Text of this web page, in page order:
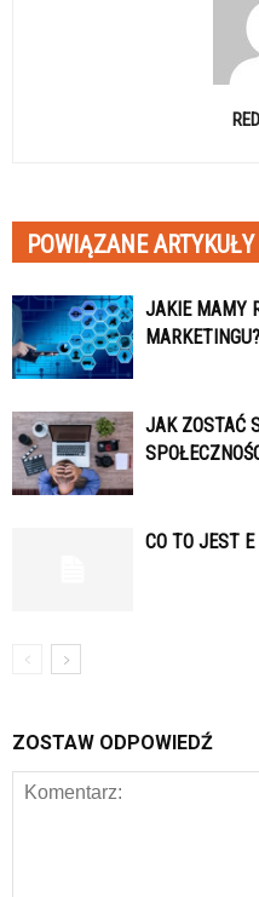
POWIĄZANE ARTYKUŁY
JAKIE MAMY
MARKETINGU?
JAK ZOSTAĆ
CO TO JEST
ZOSTAW ODPOWIEDŹ